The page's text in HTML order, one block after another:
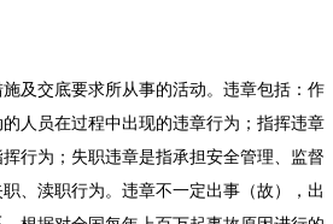
及交底要求所从事的活动。违章包括：作
人员在过程中出现的违章行为；指挥违章
行为；失职违章是指承担安全管理、监督
、渎职行为。违章不一定出事（故），出